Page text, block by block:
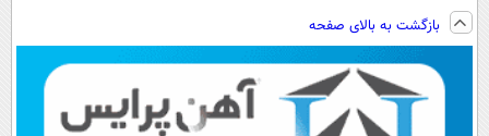
ویزیت
رایگان+پرداخت
اقساطی😍
سبک و مقاوم |
پرداخت قسطی
💳 📍 تهران
بازگشت به بالای صفحه